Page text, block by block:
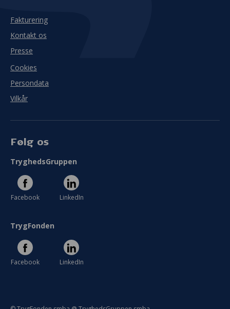
Fakturering
Kontakt os
Presse
Cookies
Persondata
Vilkår
Følg os
TryghedsGruppen
Facebook LinkedIn
TrygFonden
Facebook LinkedIn